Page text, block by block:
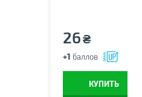
26₴
+1 баллов
КУПИТЬ